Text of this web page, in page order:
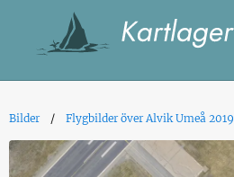
Bilder Flygbilder över Alvik Umeå 2019